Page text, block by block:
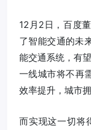
12月2日，百度
了智能交通的未
能交通系统，有
一线城市将不再
效率提升，城市
而实现这一切将